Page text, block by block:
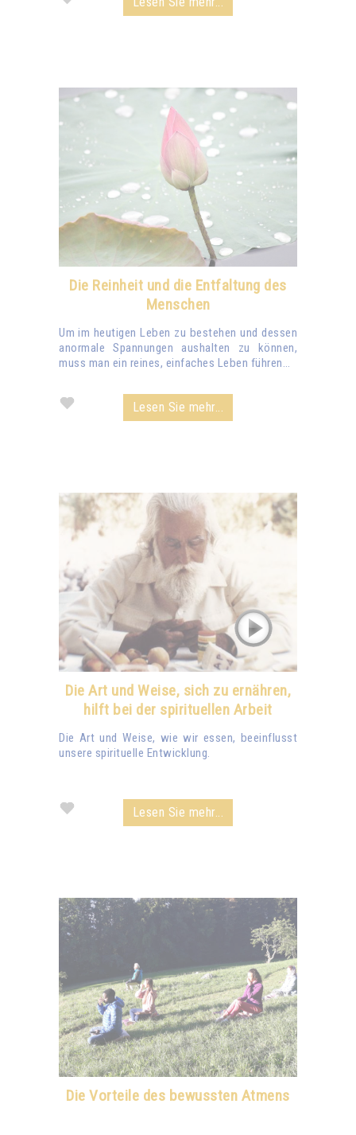
Die Reinheit und die Entfaltung des
Menschen
Um im heutigen Leben zu bestehen und dessen
anormale Spannungen aushalten zu können,
muss man ein reines, einfaches Leben führen…
Lesen Sie mehr...
Die Art und Weise, sich zu ernähren,
hilft bei der spirituellen Arbeit
Die Art und Weise, wie wir essen, beeinflusst
unsere spirituelle Entwicklung.
Lesen Sie mehr...
Die Vorteile des bewussten Atmens